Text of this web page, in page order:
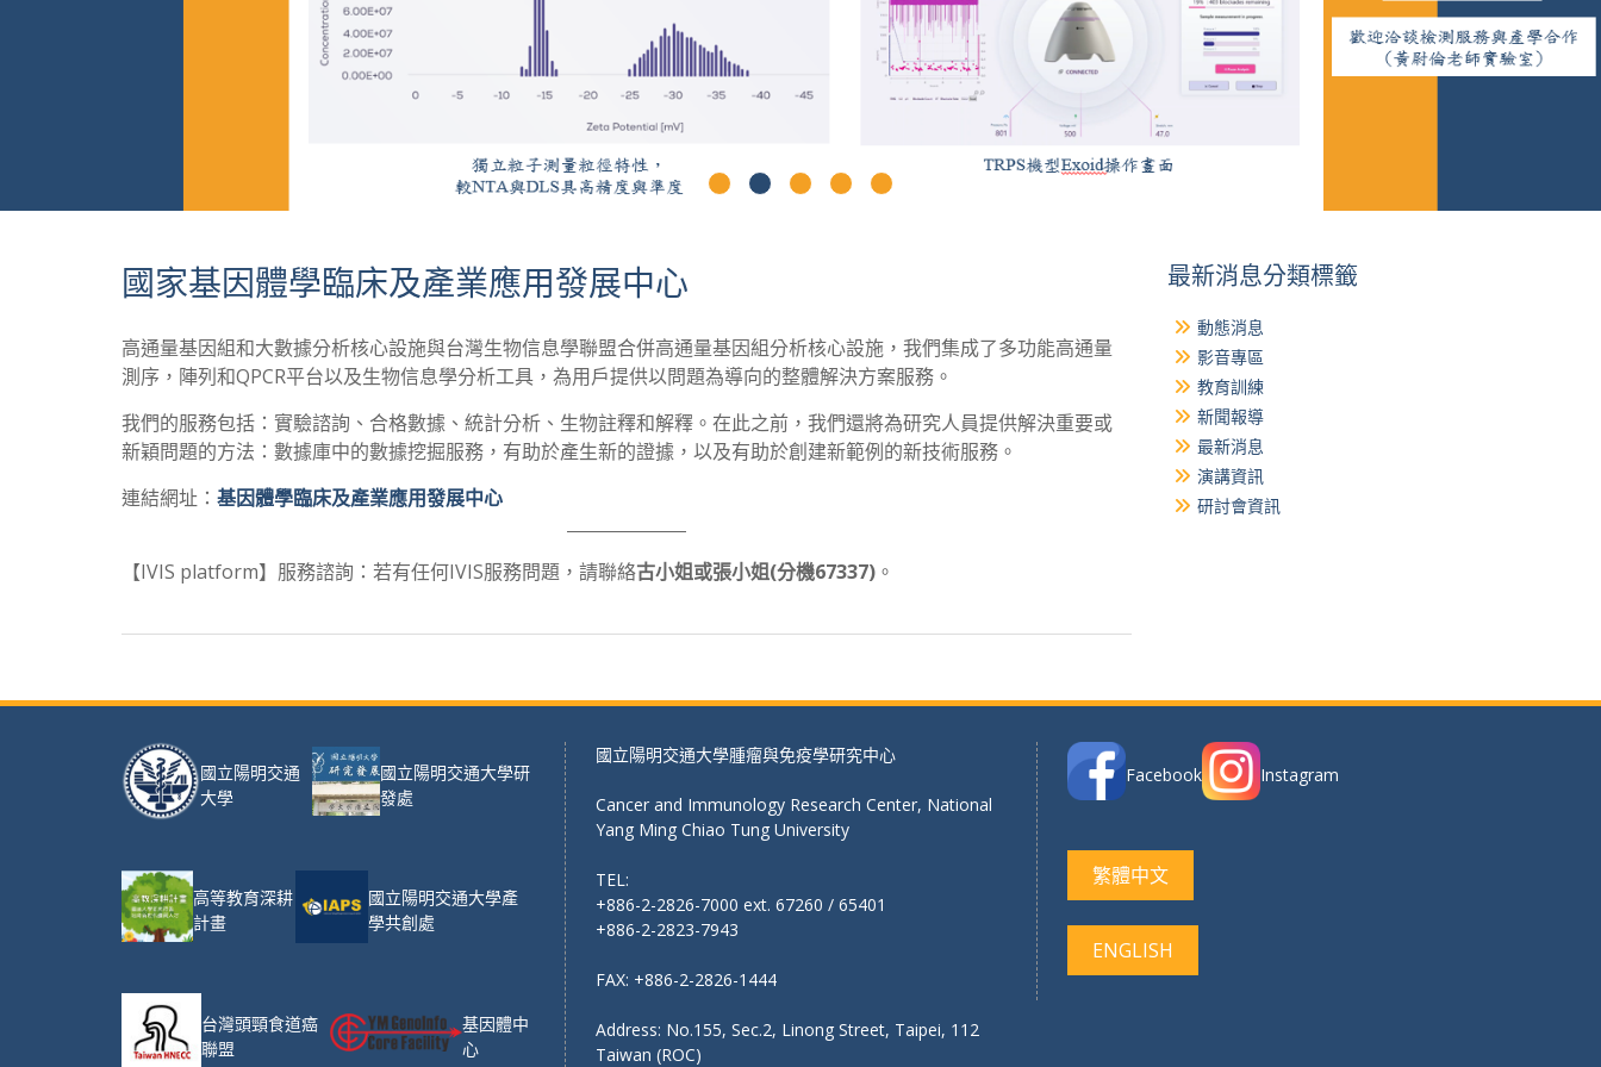
國家基因體學臨床及產業應用發展中心
高通量基因組和大數據分析核心設施與台灣生物信息學聯盟合併高通量基因組分析核心設施，我們集成了多功能高通量
測序，陣列和QPCR平台以及生物信息學分析工具，為用戶提供以問題為導向的整體解決方案服務。
我們的服務包括：實驗諮詢、合格數據、統計分析、生物註釋和解釋。在此之前，我們還將為研究人員提供解決重要或
新穎問題的方法：數據庫中的數據挖掘服務，有助於產生新的證據，以及有助於創建新範例的新技術服務。
連結網址： 基因體學臨床及產業應用發展中心
【IVIS platform】服務諮詢：若有任何IVIS服務問題，請聯絡古小姐或張小姐(分機67337) 。
最新消息分類標籤
動態消息
影音專區
教育訓練
新聞報導
最新消息
演講資訊
研討會資訊
國立陽明交通
大學
國立陽明交通大學研
發處
高等教育深耕
計畫
國立陽明交通大學產
學共創處
台灣頭頸食道癌
聯盟
基因體中
心
國立陽明交通大學腫瘤與免疫學研究中心
Cancer and Immunology Research Center, National
Yang Ming Chiao Tung University
TEL:
+886-2-2826-7000 ext. 67260 / 65401
+886-2-2823-7943
FAX: +886-2-2826-1444
Address: No.155, Sec.2, Linong Street, Taipei, 112
Taiwan (ROC)
Facebook Instagram
繁體中文
ENGLISH